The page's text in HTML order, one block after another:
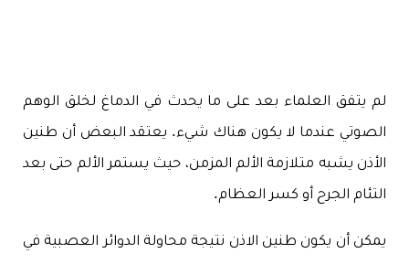
لم يتفق العلماء بعد على ما يحدث في الدماغ لخلق الوهم
الصوتي عندما لا يكون هناك شيء. يعتقد البعض أن طنين
الأذن يشبه متلازمة الألم المزمن، حيث يستمر الألم حتى بعد
التئام الجرح أو كسر العظام.
يمكن أن يكون طنين الاذن نتيجة محاولة الدوائر العصبية في